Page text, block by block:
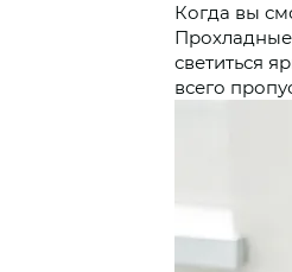
Когда вы
Прохладные
светиться
всего